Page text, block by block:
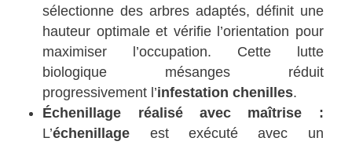
sélectionne des arbres adaptés, définit une
hauteur optimale et vérifie l’orientation pour
maximiser l’occupation. Cette lutte
biologique mésanges réduit
progressivement l’infestation chenilles.
Échenillage réalisé avec maîtrise :
L’échenillage est exécuté avec un